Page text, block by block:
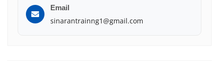
Email
sinarantrainng1@gmail.com